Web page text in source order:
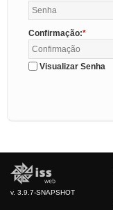
Confirmação:
Visualizar Senha
v. 3.9.7-SNAPSHOT